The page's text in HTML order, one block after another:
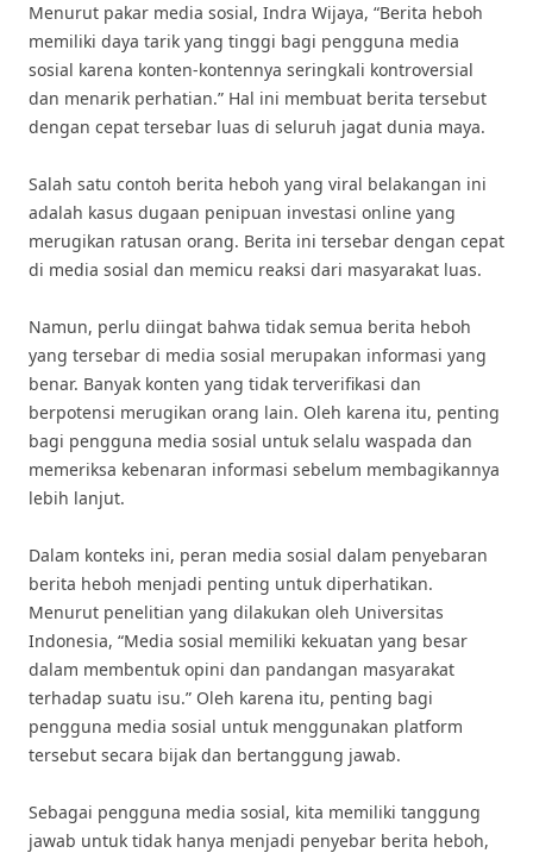
Menurut pakar media sosial, Indra Wijaya, “Berita heboh
memiliki daya tarik yang tinggi bagi pengguna media
sosial karena konten-kontennya seringkali kontroversial
dan menarik perhatian.” Hal ini membuat berita tersebut
dengan cepat tersebar luas di seluruh jagat dunia maya.
Salah satu contoh berita heboh yang viral belakangan ini
adalah kasus dugaan penipuan investasi online yang
merugikan ratusan orang. Berita ini tersebar dengan cepat
di media sosial dan memicu reaksi dari masyarakat luas.
Namun, perlu diingat bahwa tidak semua berita heboh
yang tersebar di media sosial merupakan informasi yang
benar. Banyak konten yang tidak terverifikasi dan
berpotensi merugikan orang lain. Oleh karena itu, penting
bagi pengguna media sosial untuk selalu waspada dan
memeriksa kebenaran informasi sebelum membagikannya
lebih lanjut.
Dalam konteks ini, peran media sosial dalam penyebaran
berita heboh menjadi penting untuk diperhatikan.
Menurut penelitian yang dilakukan oleh Universitas
Indonesia, “Media sosial memiliki kekuatan yang besar
dalam membentuk opini dan pandangan masyarakat
terhadap suatu isu.” Oleh karena itu, penting bagi
pengguna media sosial untuk menggunakan platform
tersebut secara bijak dan bertanggung jawab.
Sebagai pengguna media sosial, kita memiliki tanggung
jawab untuk tidak hanya menjadi penyebar berita heboh,